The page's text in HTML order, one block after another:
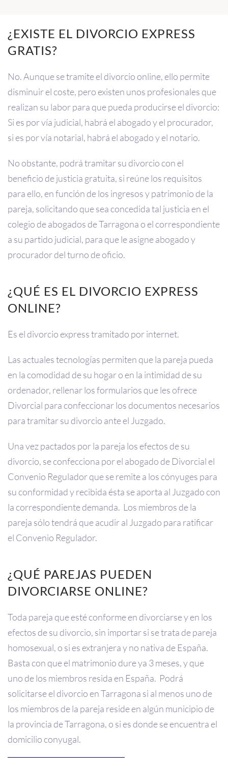
¿EXISTE EL DIVORCIO EXPRESS
GRATIS?
No. Aunque se tramite el divorcio online, ello permite
disminuir el coste, pero existen unos profesionales que
realizan su labor para que pueda producirse el divorcio:
Si es por vía judicial, habrá el abogado y el procurador,
si es por vía notarial, habrá el abogado y el notario.
No obstante, podrá tramitar su divorcio con el
beneficio de justicia gratuita, si reúne los requisitos
para ello, en función de los ingresos y patrimonio de la
pareja, solicitando que sea concedida tal justicia en el
colegio de abogados de Tarragona o el correspondiente
a su partido judicial, para que le asigne abogado y
procurador del turno de oficio.
¿QUÉ ES EL DIVORCIO EXPRESS
ONLINE?
Es el divorcio express tramitado por internet.
Las actuales tecnologías permiten que la pareja pueda
en la comodidad de su hogar o en la intimidad de su
ordenador, rellenar los formularios que les ofrece
Divorcial para confeccionar los documentos necesarios
para tramitar su divorcio ante el Juzgado.
Una vez pactados por la pareja los efectos de su
divorcio, se confecciona por el abogado de Divorcial el
Convenio Regulador que se remite a los cónyuges para
su conformidad y recibida ésta se aporta al Juzgado con
la correspondiente demanda. Los miembros de la
pareja sólo tendrá que acudir al Juzgado para ratificar
el Convenio Regulador.
¿QUÉ PAREJAS PUEDEN
DIVORCIARSE ONLINE?
Toda pareja que esté conforme en divorciarse y en los
efectos de su divorcio, sin importar si se trata de pareja
homosexual, o si es extranjera y no nativa de España.
Basta con que el matrimonio dure ya 3 meses, y que
uno de los miembros resida en España. Podrá
solicitarse el divorcio en Tarragona si al menos uno de
los miembros de la pareja reside en algún municipio de
la provincia de Tarragona, o si es donde se encuentra el
domicilio conyugal.